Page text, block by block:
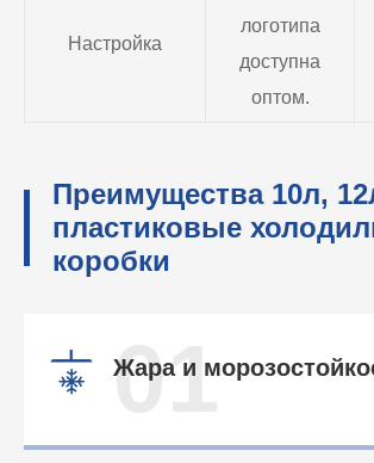
Настройка
логотипа
доступна
оптом.
Преимущества 10л,
пластиковые
коробки
Жара и
01